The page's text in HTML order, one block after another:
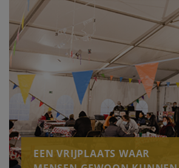
EEN VRIJPLAATS WAAR